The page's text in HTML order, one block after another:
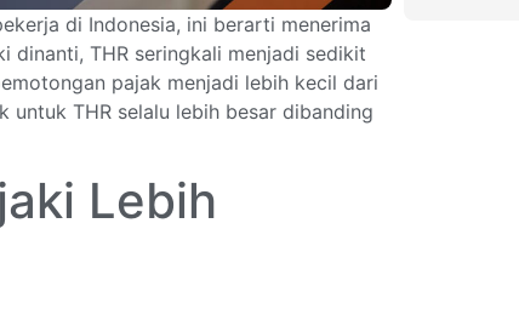
di Indonesia, ini berarti menerima
dinanti, THR seringkali menjadi sedikit
pajak menjadi lebih kecil dari
untuk THR selalu lebih besar dibanding
Lebih